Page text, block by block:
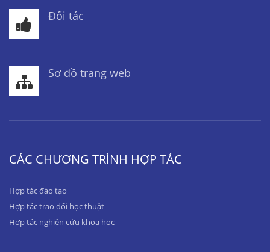
Đối tác
Sơ đồ trang web
CÁC CHƯƠNG TRÌNH HỢP TÁC
Hợp tác đào tạo
Hợp tác trao đổi học thuật
Hợp tác nghiên cứu khoa học